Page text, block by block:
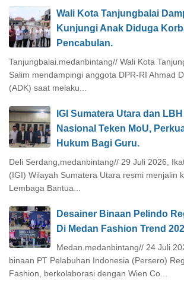
Wali Kota Tanjungbalai
Kunjungi Anak Diduga
Pencabulan.
Tanjungbalai.medanbintang// Wali Kota
Salim mendampingi anggota DPR-RI Ahmad
(ADK) saat melaku...
IGI Sumatera Utara dan
Nasional Teken MoU,
Hukum Bagi Guru.
Deli Serdang,medanbintang// 29 Juli 2026,
(IGI) Wilayah Sumatera Utara resmi menjalin
Lembaga Bantua...
Desainer Binaan Pelindo
Di Medan Fashion Trend
Medan.medanbintang// 24 Juli
binaan PT Pelabuhan Indonesia (Persero)
Fashion, berkolaborasi dengan Wien Co...